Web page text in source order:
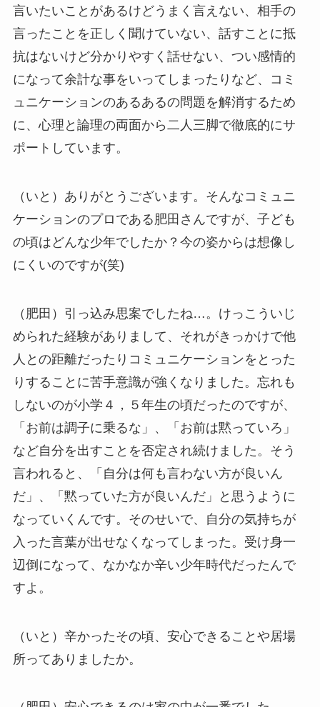
言いたいことがあるけどうまく言えない、相手の
言ったことを正しく聞けていない、話すことに抵
抗はないけど分かりやすく話せない、つい感情的
になって余計な事をいってしまったりなど、コミ
ュニケーションのあるあるの問題を解消するため
に、心理と論理の両面から二人三脚で徹底的にサ
ポートしています。
（いと）ありがとうございます。そんなコミュニ
ケーションのプロである肥田さんですが、子ども
の頃はどんな少年でしたか？今の姿からは想像し
にくいのですが(笑)
（肥田）引っ込み思案でしたね…。けっこういじ
められた経験がありまして、それがきっかけで他
人との距離だったりコミュニケーションをとった
りすることに苦手意識が強くなりました。忘れも
しないのが小学４，５年生の頃だったのですが、
「お前は調子に乗るな」、「お前は黙っていろ」
など自分を出すことを否定され続けました。そう
言われると、「自分は何も言わない方が良いん
だ」、「黙っていた方が良いんだ」と思うように
なっていくんです。そのせいで、自分の気持ちが
入った言葉が出せなくなってしまった。受け身一
辺倒になって、なかなか辛い少年時代だったんで
すよ。
（いと）辛かったその頃、安心できることや居場
所ってありましたか。